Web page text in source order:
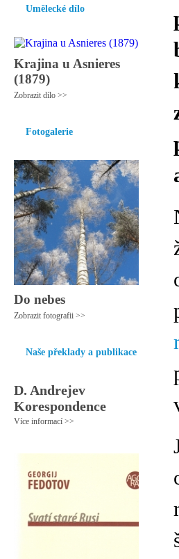
Umělecké dílo
Krajina u Asnieres
(1879)
Zobrazit dílo >>
Fotogalerie
Do nebes
Zobrazit fotografii >>
Naše překlady a publikace
D. Andrejev
Korespondence
Více informací >>